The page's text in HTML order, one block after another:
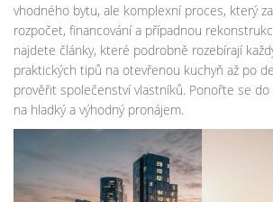
vhodného bytu, ale komplexní proces, který
rozpočet, financování a případnou
najdete články, které podrobně rozebírají
praktických tipů na otevřenou kuchyň až po
prověřit společenství vlastníků. Ponořte se
na hladký a výhodný pronájem.